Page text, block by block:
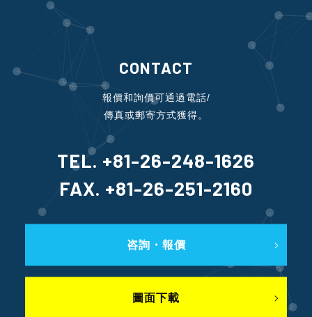
CONTACT
報價和詢價可通過電話/
傳真或郵寄方式獲得。
TEL. +81-26-248-1626
FAX. +81-26-251-2160
咨詢・報價
圖面下載